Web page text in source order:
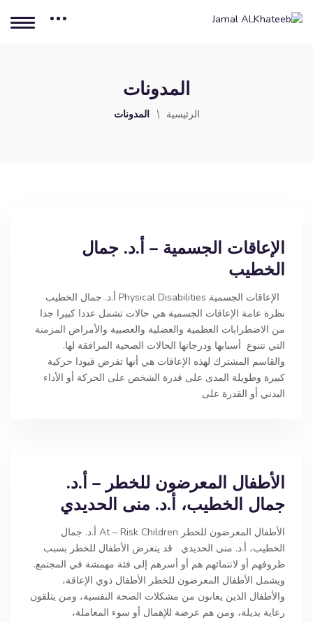
المدونات
الرئيسية المدونات
الإعاقات الجسمية – أ.د. جمال
الخطيب
الإعاقات الجسمية Physical Disabilities أ.د. جمال الخطيب
نظرة عامة الإعاقات الجسمية هي حالات تشمل عددا كبيرا جدا
من الاضطرابات العظمية والعضلية والعصبية والأمراض المزمنة
التي تتنوع أسبابها ودرجاتها الحالات الصحية المرافقة لها.
والقاسم المشترك لهذه الإعاقات هي أنها تفرض قيودا حركية
كبيرة وطويلة المدى على قدرة الشخص على الحركة أو الأداء
البدني أو القدرة على
الأطفال المعرضون للخطر – أ.د.
جمال الخطيب، أ.د. منى الحديدي
الأطفال المعرضون للخطر At – Risk Children أ.د. جمال
الخطيب، أ.د. منى الحديدي قد يتعرض الأطفال للخطر بسبب
ظروفهم أو لانتمائهم هم أو أسرهم إلى فئة مهمشة في المجتمع.
ويشمل الأطفال المعرضون للخطر الأطفال ذوي الإعاقة،
والأطفال الذين يعانون من مشكلات الصحة النفسية، ومن يتلقون
رعاية بديلة، ومن هم عرضة للإهمال أو سوء المعاملة،